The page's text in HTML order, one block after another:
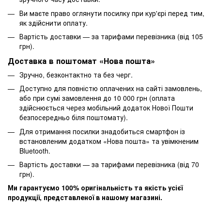
Ви маєте право оглянути посилку при кур'єрі перед тим,
як здійснити оплату.
Вартість доставки — за тарифами перевізника (від 105
грн).
Доставка в поштомат «Нова пошта»
Зручно, безконтактно та без черг.
Доступно для повністю оплачених на сайті замовлень,
або при сумі замовлення до 10 000 грн (оплата
здійснюється через мобільний додаток Нової Пошти
безпосередньо біля поштомату).
Для отримання посилки знадобиться смартфон із
встановленим додатком «Нова пошта» та увімкненим
Bluetooth.
Вартість доставки — за тарифами перевізника (від 70
грн).
Ми гарантуємо 100% оригінальність та якість усієї
продукції, представленої в нашому магазині.